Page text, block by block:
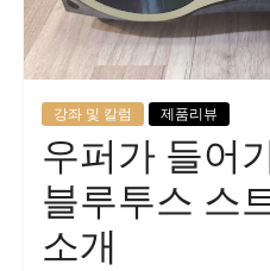
강좌 및 칼럼 제품리뷰
우퍼가 들어
블루투스 스
소개